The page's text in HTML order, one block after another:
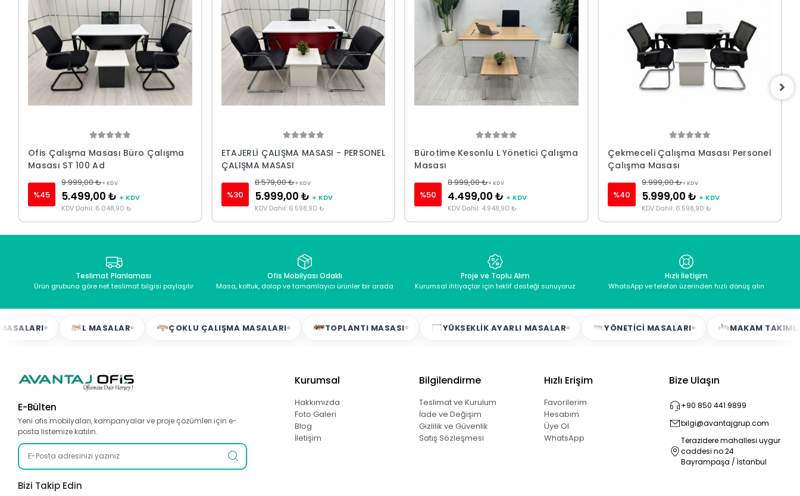
Ofis Çalışma Masası Büro Çalışma
Masası ST 100 Ad
%45
9.999,00 ₺+ KDV
5.499,00 ₺ + KDV
KDV Dahil: 6.048,90 ₺
ETAJERLİ ÇALIŞMA MASASI - PERSONEL
ÇALIŞMA MASASI
%30
8.579,00 ₺+ KDV
5.999,00 ₺ + KDV
KDV Dahil: 6.598,90 ₺
Bürotime Kesonlu L Yönetici Çalışma
Masası
%50
8.999,00 ₺+ KDV
4.499,00 ₺ + KDV
KDV Dahil: 4.948,90 ₺
Çekmeceli Çalışma Masası Personel
Çalışma Masası
%40
9.999,00 ₺+ KDV
5.999,00 ₺ + KDV
KDV Dahil: 6.598,90 ₺
Teslimat Planlaması
Ürün grubuna göre net teslimat bilgisi paylaşılır
Ofis Mobilyası Odaklı
Masa, koltuk, dolap ve tamamlayıcı ürünler bir arada
Proje ve Toplu Alım
Kurumsal ihtiyaçlar için teklif desteği sunuyoruz
Hızlı İletişim
WhatsApp ve telefon üzerinden hızlı dönüş alın
L MASALAR ÇOKLU ÇALIŞMA MASALARI TOPLANTI MASASI YÜKSEKLIK AYARLI MASALAR YÖNETICI MASALARI MAKAM TAKIMLARI
E-Bülten
Yeni ofis mobilyaları, kampanyalar ve proje çözümleri için e-
posta listemize katılın.
Bizi Takip Edin
Kurumsal
Hakkımızda
Foto Galeri
Blog
İletişim
Bilgilendirme
Teslimat ve Kurulum
İade ve Değişim
Gizlilik ve Güvenlik
Satış Sözleşmesi
Hızlı Erişim
Favorilerim
Hesabım
Üye Ol
WhatsApp
Bize Ulaşın
+90 850 441 9899
bilgi@avantajgrup.com
Terazidere mahallesi uygur
caddesi no:24
Bayrampaşa / İstanbul